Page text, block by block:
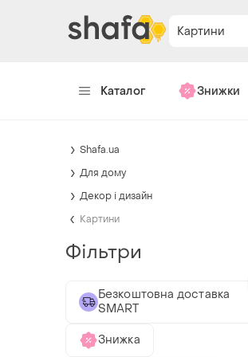
Картини
Каталог Знижки
Shafa.ua
Для дому
Декор і дизайн
Картини
Фільтри
Безкоштовна доставка
SMART
Знижка